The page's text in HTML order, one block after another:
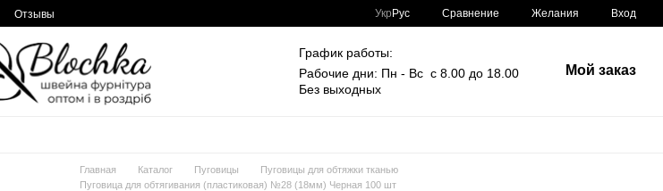
Отзывы Укр Рус Сравнение Желания Вход
График работы:
Рабочие дни: Пн - Вс с 8.00 до 18.00
Без выходных
Мой заказ
Главная Каталог Пуговицы
Пуговицы для обтяжки тканью
Пуговица для обтягивания (пластиковая) №28 (18мм) Черная 100 шт